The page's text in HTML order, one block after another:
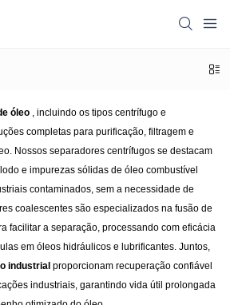
óleo , incluindo os tipos centrífugo e
completas para purificação, filtragem e
Nossos separadores centrífugos se destacam
e impurezas sólidas de óleo combustível
contaminados, sem a necessidade de
coalescentes são especializados na fusão de
facilitar a separação, processando com eficácia
em óleos hidráulicos e lubrificantes. Juntos,
industrial proporcionam recuperação confiável
industriais, garantindo vida útil prolongada